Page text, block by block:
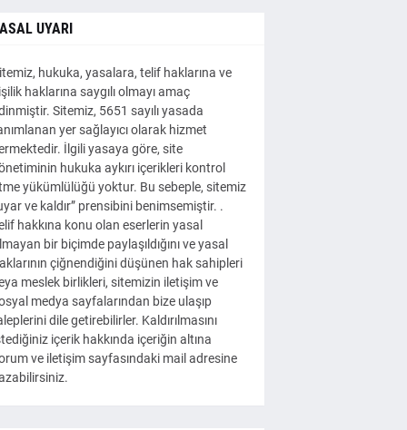
UYARI
hukuka, yasalara, telif haklarına ve
haklarına saygılı olmayı amaç
Sitemiz, 5651 sayılı yasada
yer sağlayıcı olarak hizmet
İlgili yasaya göre, site
hukuka aykırı içerikleri kontrol
yükümlülüğü yoktur. Bu sebeple, sitemiz
ve kaldır” prensibini benimsemiştir. .
hakkına konu olan eserlerin yasal
bir biçimde paylaşıldığını ve yasal
çiğnendiğini düşünen hak sahipleri
meslek birlikleri, sitemizin iletişim ve
medya sayfalarından bize ulaşıp
dile getirebilirler. Kaldırılmasını
içerik hakkında içeriğin altına
ve iletişim sayfasındaki mail adresine